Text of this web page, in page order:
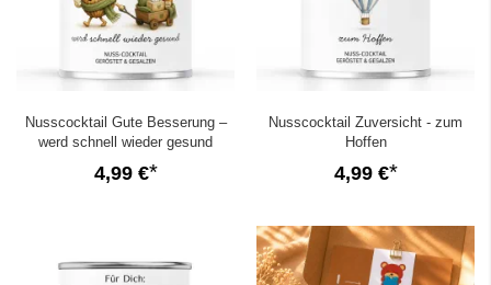
Nusscocktail Gute Besserung –
werd schnell wieder gesund
4,99 €
Nusscocktail Zuversicht - zum
Hoffen
4,99 €